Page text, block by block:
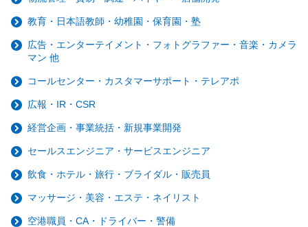
教育・日本語教師・幼稚園・保育園・塾
広告・エンターテイメント・フォトグラファー・音楽・カメラ
マン 他
コールセンター・カスタマーサポート・テレアポ
広報・IR・CSR
経営企画・事業統括・新規事業開発
セールスエンジニア・サービスエンジニア
飲食・ホテル・旅行・ブライダル・販売員
マッサージ・美容・エステ・ネイリスト
空港職員・CA・ドライバー・警備